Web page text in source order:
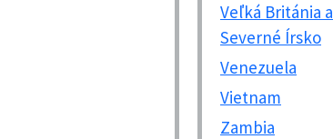
Veľká Británia a
Severné Írsko
Venezuela
Vietnam
Zambia